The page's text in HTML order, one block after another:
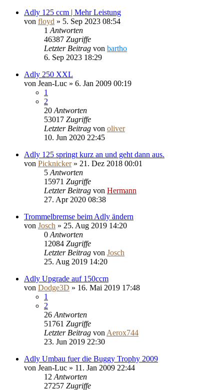
Adly 125 ccm | Mehr Leistung
von floyd » 5. Sep 2023 08:54
1 Antworten
46387 Zugriffe
Letzter Beitrag von bartho
6. Sep 2023 18:29
Adly 250 XXL
von Jean-Luc » 6. Jan 2009 00:19
1
2
20 Antworten
53017 Zugriffe
Letzter Beitrag von oliver
10. Jun 2020 22:45
Adly 125 springt kurz an und geht dann aus.
von Picknicker» 21. Dez 2018 00:01
5 Antworten
15971 Zugriffe
Letzter Beitrag von Hermann
27. Apr 2020 08:38
Trommelbremse beim Adly ändern
von Josch » 25. Aug 2019 14:20
0 Antworten
12084 Zugriffe
Letzter Beitrag von Josch
25. Aug 2019 14:20
Adly Upgrade auf 150ccm
von Dodge3D » 16. Mai 2019 17:48
1
2
26 Antworten
51761 Zugriffe
Letzter Beitrag von Aerox744
23. Jun 2019 22:30
Adly Umbau fuer die Buggy Trophy 2009
von Jean-Luc » 11. Jan 2009 22:44
12 Antworten
27257 Zugriffe